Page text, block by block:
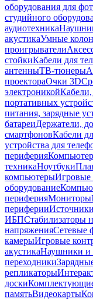
оборудования для
студийного
аудиотехника
акустикаУмные
проигрыватели
стойкиКабели для
антенныТВ-тюнеры
проектораОчки 3D
электроникой
портативных
питания, зарядные
батареиДержатели,
смартфоновКабели
устройства для
периферия
техникаНоутбуки
компьютерыИгровые
оборудование
периферияМониторы
периферии
ИБПСтабилизаторы
напряженияСетевые
камерыИгровые
акустикаНаушники и
переходники
репликаторы
доски
памятьВидеокарты